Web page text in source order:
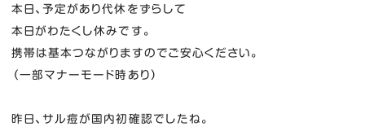
本日、予定があり代休をずらして
本日がわたくし休みです。
携帯は基本つながりますのでご安心ください。
（一部マナーモード時あり）
昨日、サル痘が国内初確認でしたね。